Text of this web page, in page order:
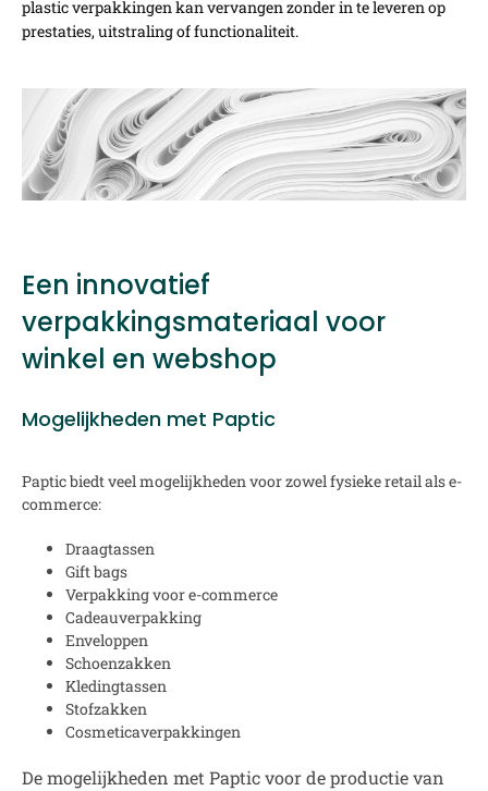
plastic verpakkingen kan vervangen zonder in te leveren op
prestaties, uitstraling of functionaliteit.
Een innovatief
verpakkingsmateriaal voor
winkel en webshop
Mogelijkheden met Paptic
Paptic biedt veel mogelijkheden voor zowel fysieke retail als e-
commerce:
Draagtassen
Gift bags
Verpakking voor e-commerce
Cadeauverpakking
Enveloppen
Schoenzakken
Kledingtassen
Stofzakken
Cosmeticaverpakkingen
De mogelijkheden met Paptic voor de productie van